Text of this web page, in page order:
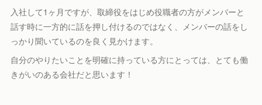
入社して1ヶ月ですが、取締役をはじめ役職者の方がメンバーと
話す時に一方的に話を押し付けるのではなく、メンバーの話をし
っかり聞いているのを良く見かけます。
自分のやりたいことを明確に持っている方にとっては、とても働
きがいのある会社だと思います！